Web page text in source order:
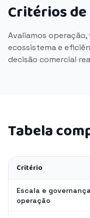
Critérios
Avaliamos
ecossistema e
decisão comercial
Tabela
Critério
Escala e
operação